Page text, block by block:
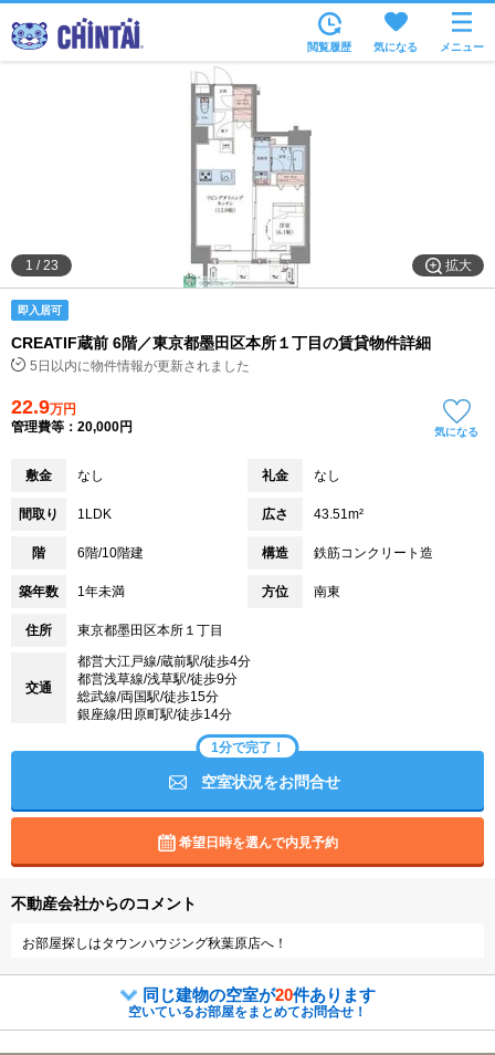
住所から
家賃相場から
通勤通学時間から
物件特集から
不動産会社から
閲覧履歴 気になる メニュー
拡大
1 /23
即入居可
CREATIF蔵前 6階／東京都墨田区本所１丁目の賃貸物件詳細
5日以内に物件情報が更新されました
22.9万円
管理費等：20,000円
気になる
敷金 なし 礼金 なし
間取り 1LDK 広さ 43.51m²
階 6階/10階建 構造 鉄筋コンクリート造
築年数 1年未満 方位 南東
住所 東京都墨田区本所１丁目
交通
都営大江戸線/蔵前駅/徒歩4分
都営浅草線/浅草駅/徒歩9分
総武線/両国駅/徒歩15分
銀座線/田原町駅/徒歩14分
1分で完了！
空室状況をお問合せ
希望日時を選んで内見予約
不動産会社からのコメント
お部屋探しはタウンハウジング秋葉原店へ！
同じ建物の空室が20件あります
空いているお部屋をまとめてお問合せ！